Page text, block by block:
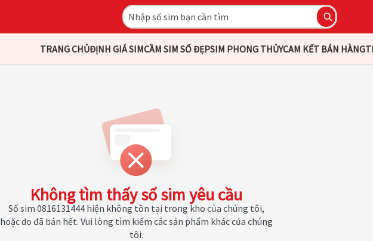
TRANG CHỦĐỊNH GIÁ SIMCẦM SIM SỐ ĐẸPSIM PHONG THỦYCAM KẾT BÁN HÀNG
Không tìm thấy số sim yêu cầu
Số sim 0816131444 hiện không tồn tại trong kho của chúng tôi,
hoặc do đã bán hết. Vui lòng tìm kiếm các sản phẩm khác của chúng
tôi.